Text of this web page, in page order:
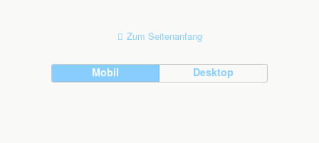
Zum Seitenanfang
Mobil Desktop